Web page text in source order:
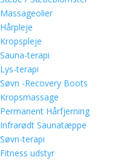
Massageolier
Hårpleje
Kropspleje
Sauna-terapi
Lys-terapi
Søvn -Recovery Boots
Kropsmassage
Permanent Hårfjerning
Infrarødt Saunatæppe
Søvn-terapi
Fitness udstyr